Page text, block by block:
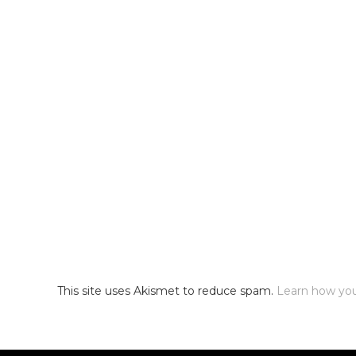
This site uses Akismet to reduce spam. Learn how